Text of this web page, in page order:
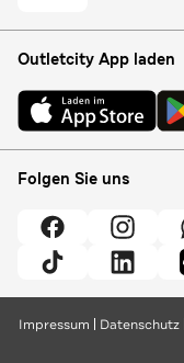
Outletcity App laden
Folgen Sie uns
Impressum Datenschutz